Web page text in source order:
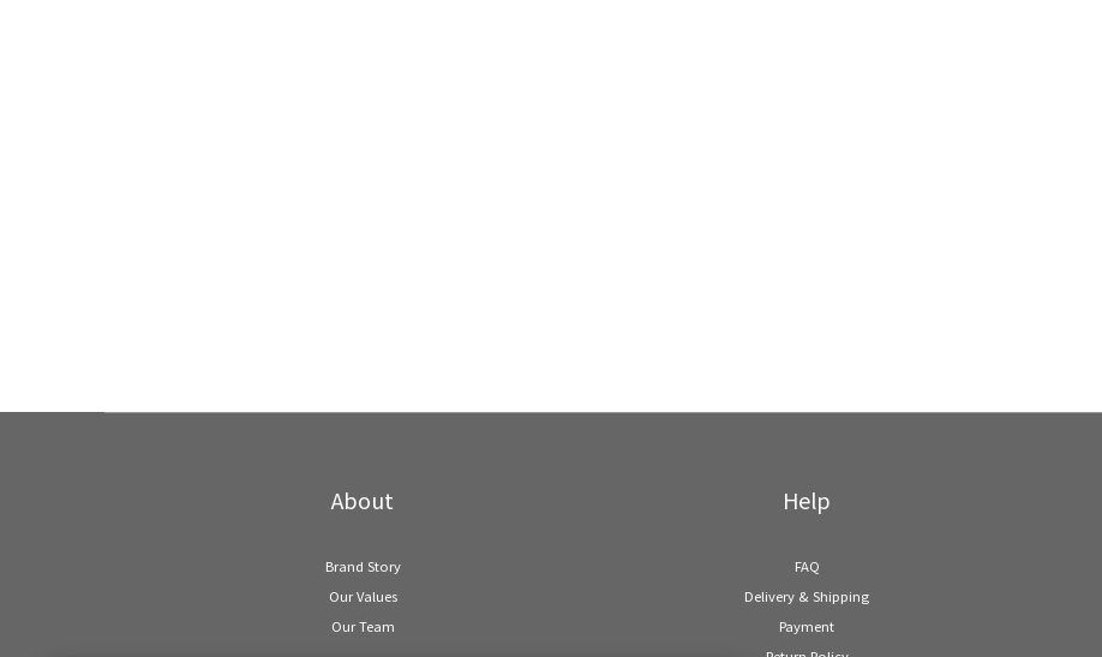
About
Brand Story
Our Values
Our Team
Help
FAQ
Delivery & Shipping
Payment